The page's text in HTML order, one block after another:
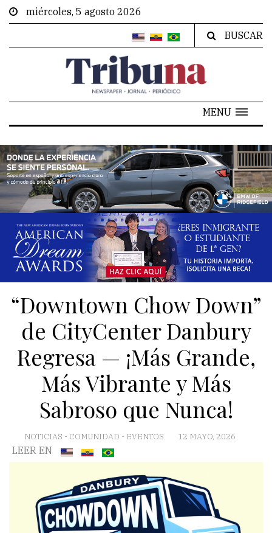
miércoles, 5 agosto 2026
BUSCAR
MENU
“Downtown Chow Down”
de CityCenter Danbury
Regresa — ¡Más Grande,
Más Vibrante y Más
Sabroso que Nunca!
NOTICIAS - COMUNIDAD - EVENTOS 12 MAYO, 2026
LEER EN